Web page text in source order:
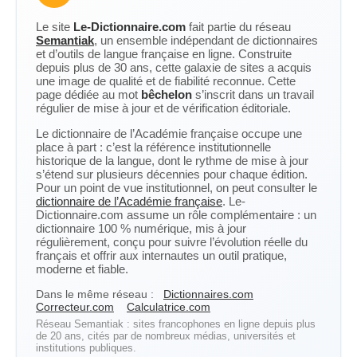
Le site Le-Dictionnaire.com fait partie du réseau
Semantiak, un ensemble indépendant de dictionnaires
et d’outils de langue française en ligne. Construite
depuis plus de 30 ans, cette galaxie de sites a acquis
une image de qualité et de fiabilité reconnue. Cette
page dédiée au mot bêchelon s’inscrit dans un travail
régulier de mise à jour et de vérification éditoriale.
Le dictionnaire de l’Académie française occupe une
place à part : c’est la référence institutionnelle
historique de la langue, dont le rythme de mise à jour
s’étend sur plusieurs décennies pour chaque édition.
Pour un point de vue institutionnel, on peut consulter le
dictionnaire de l’Académie française. Le-
Dictionnaire.com assume un rôle complémentaire : un
dictionnaire 100 % numérique, mis à jour
régulièrement, conçu pour suivre l’évolution réelle du
français et offrir aux internautes un outil pratique,
moderne et fiable.
Dans le même réseau :
Dictionnaires.com
Correcteur.com
Calculatrice.com
Réseau Semantiak : sites francophones en ligne depuis plus
de 20 ans, cités par de nombreux médias, universités et
institutions publiques.